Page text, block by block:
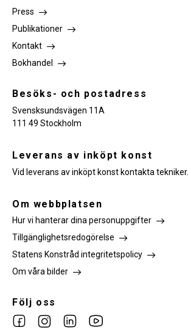
Press
Publikationer
Kontakt
Bokhandel
Besöks- och postadress
Svensksundsvägen 11A
111 49 Stockholm
Leverans av inköpt konst
Vid leverans av inköpt konst kontakta tekniker.
Om webbplatsen
Hur vi hanterar dina personuppgifter
Tillgänglighetsredogörelse
Statens Konstråd integritetspolicy
Om våra bilder
Följ oss